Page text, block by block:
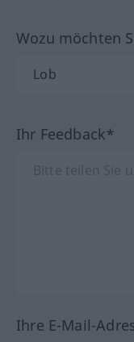
Wozu möchten
Ihr Feedback*
Ihre E-Mail-